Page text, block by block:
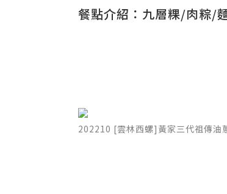
餐點介紹：九層粿/肉粽/
202210 [雲林西螺]黃家三代祖傳油